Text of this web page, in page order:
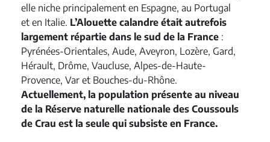
elle niche principalement en Espagne, au Portugal
et en Italie. L’Alouette calandre était autrefois
largement répartie dans le sud de la France :
Pyrénées-Orientales, Aude, Aveyron, Lozère, Gard,
Hérault, Drôme, Vaucluse, Alpes-de-Haute-
Provence, Var et Bouches-du-Rhône.
Actuellement, la population présente au niveau
de la Réserve naturelle nationale des Coussouls
de Crau est la seule qui subsiste en France.